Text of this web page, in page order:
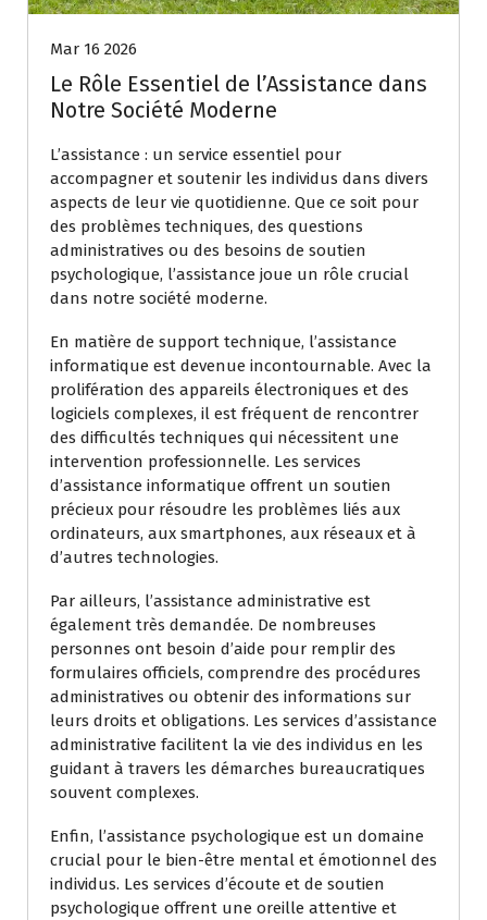
Mar 16 2026
Le Rôle Essentiel de l’Assistance dans
Notre Société Moderne
L’assistance : un service essentiel pour
accompagner et soutenir les individus dans divers
aspects de leur vie quotidienne. Que ce soit pour
des problèmes techniques, des questions
administratives ou des besoins de soutien
psychologique, l’assistance joue un rôle crucial
dans notre société moderne.
En matière de support technique, l’assistance
informatique est devenue incontournable. Avec la
prolifération des appareils électroniques et des
logiciels complexes, il est fréquent de rencontrer
des difficultés techniques qui nécessitent une
intervention professionnelle. Les services
d’assistance informatique offrent un soutien
précieux pour résoudre les problèmes liés aux
ordinateurs, aux smartphones, aux réseaux et à
d’autres technologies.
Par ailleurs, l’assistance administrative est
également très demandée. De nombreuses
personnes ont besoin d’aide pour remplir des
formulaires officiels, comprendre des procédures
administratives ou obtenir des informations sur
leurs droits et obligations. Les services d’assistance
administrative facilitent la vie des individus en les
guidant à travers les démarches bureaucratiques
souvent complexes.
Enfin, l’assistance psychologique est un domaine
crucial pour le bien-être mental et émotionnel des
individus. Les services d’écoute et de soutien
psychologique offrent une oreille attentive et